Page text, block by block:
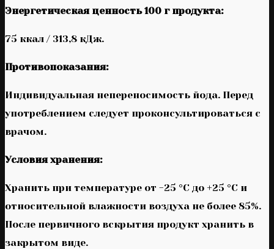
Энергетическая ценность 100 г продукта:
75 ккал / 313,8 кДж.
Противопоказания:
Индивидуальная непереносимость йода. Перед
употреблением следует проконсультироваться с
врачом.
Условия хранения:
Хранить при температуре от -25 °С до +25 °С и
относительной влажности воздуха не более 85%.
После первичного вскрытия продукт хранить в
закрытом виде.